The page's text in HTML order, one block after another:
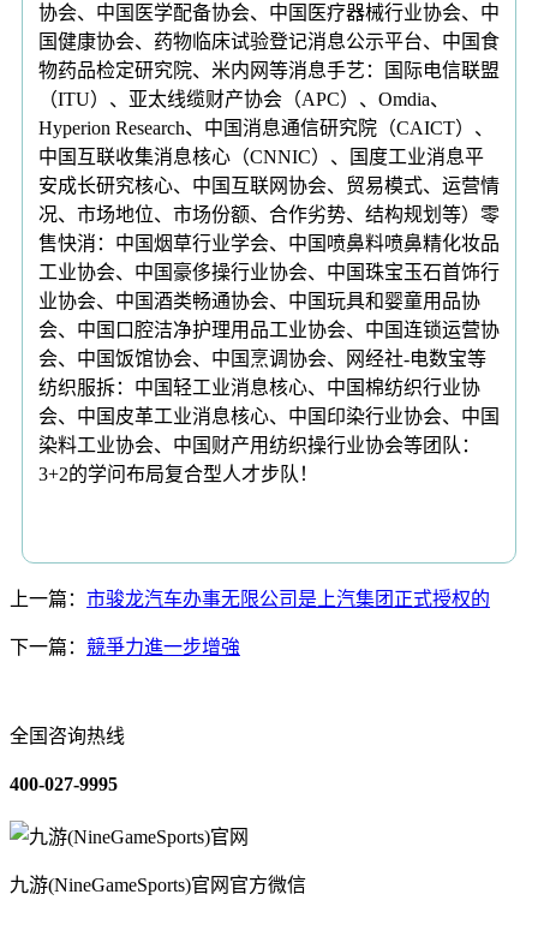
协会、中国医学配备协会、中国医疗器械行业协会、中
国健康协会、药物临床试验登记消息公示平台、中国食
物药品检定研究院、米内网等消息手艺：国际电信联盟
（ITU）、亚太线缆财产协会（APC）、Omdia、
Hyperion Research、中国消息通信研究院（CAICT）、
中国互联收集消息核心（CNNIC）、国度工业消息平
安成长研究核心、中国互联网协会、贸易模式、运营情
况、市场地位、市场份额、合作劣势、结构规划等）零
售快消：中国烟草行业学会、中国喷鼻料喷鼻精化妆品
工业协会、中国豪侈操行业协会、中国珠宝玉石首饰行
业协会、中国酒类畅通协会、中国玩具和婴童用品协
会、中国口腔洁净护理用品工业协会、中国连锁运营协
会、中国饭馆协会、中国烹调协会、网经社-电数宝等
纺织服拆：中国轻工业消息核心、中国棉纺织行业协
会、中国皮革工业消息核心、中国印染行业协会、中国
染料工业协会、中国财产用纺织操行业协会等团队：
3+2的学问布局复合型人才步队！
上一篇： 市骏龙汽车办事无限公司是上汽集团正式授权的
下一篇： 競爭力進一步增強
全国咨询热线
400-027-9995
九游(NineGameSports)官网官方微信